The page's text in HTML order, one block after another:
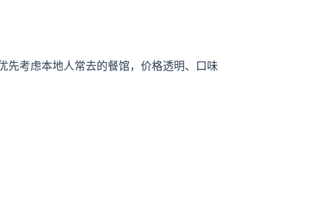
先考虑本地人常去的餐馆，价格透明、口味